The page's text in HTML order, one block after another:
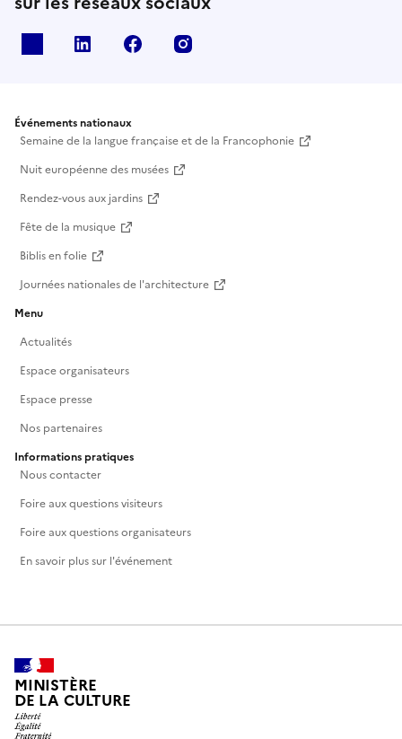
Linkedin Facebook
Événements nationaux
Semaine de la langue française et de la Francophonie
Nuit européenne des musées
Rendez-vous aux jardins
Fête de la musique
Biblis en folie
Journées nationales de l'architecture
Menu
Actualités
Espace organisateurs
Espace presse
Nos partenaires
Informations pratiques
Nous contacter
Foire aux questions visiteurs
Foire aux questions organisateurs
En savoir plus sur l'événement
MINISTÈRE
DE LA CULTURE